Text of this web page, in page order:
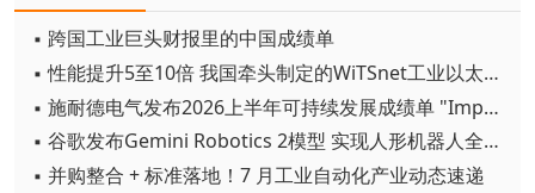
▪ 跨国工业巨头财报里的中国成绩单
▪ 性能提升5至10倍 我国牵头制定的WiTSnet工业以太网国际标准正式发布
▪ 施耐德电气发布2026上半年可持续发展成绩单 "Impact 2030"路线图开局稳健
▪ 谷歌发布Gemini Robotics 2模型 实现人形机器人全身智能控制突破
▪ 并购整合 + 标准落地！7 月工业自动化产业动态速递